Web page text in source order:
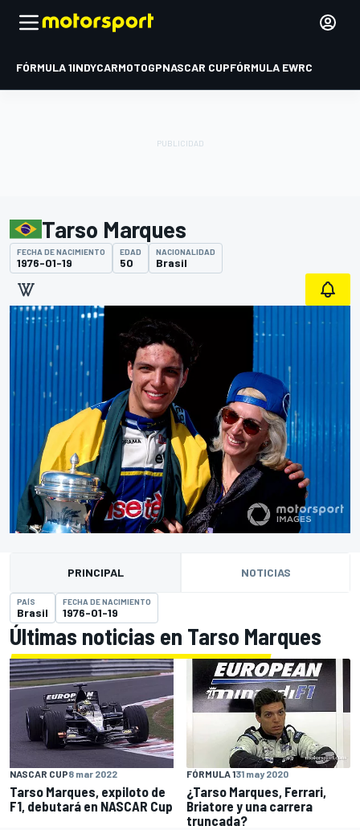
FÓRMULA 1INDYCARMOTOGPNASCAR CUPFÓRMULA EWRC
Tarso Marques
FECHA DE NACIMIENTO
1976-01-19
EDAD
50
NACIONALIDAD
Brasil
PRINCIPAL NOTICIAS
PAÍS
Brasil
FECHA DE NACIMIENTO
1976-01-19
Últimas noticias en Tarso Marques
NASCAR CUP8 mar 2022
Tarso Marques, expiloto de
F1, debutará en NASCAR Cup
FÓRMULA 131 may 2020
¿Tarso Marques, Ferrari,
Briatore y una carrera
truncada?